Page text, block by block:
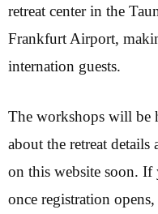
retreat center in the
Frankfurt Airport,
internation guests.
The workshops will
about the retreat
on this website soon.
once registration